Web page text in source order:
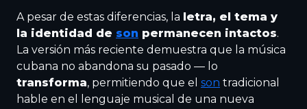
A pesar de estas diferencias, la letra, el tema y
la identidad de son permanecen intactos.
La versión más reciente demuestra que la música
cubana no abandona su pasado — lo
transforma, permitiendo que el son tradicional
hable en el lenguaje musical de una nueva